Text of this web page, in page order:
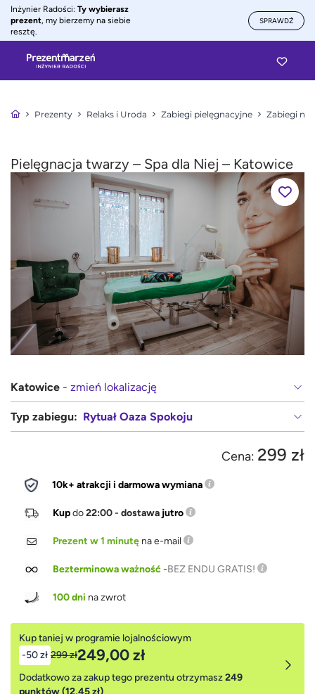
Inżynier Radości: Ty wybierasz
prezent, my bierzemy na siebie
resztę.
SPRAWDŹ
Prezenty Relaks i Uroda Zabiegi pielęgnacyjne Zabiegi na
Pielęgnacja twarzy – Spa dla Niej – Katowice
Katowice - zmień lokalizację
Typ zabiegu: Rytuał Oaza Spokoju
Cena: 299 zł
10k+ atrakcji i darmowa wymiana
Kupdo22:00 - dostawa jutro
Prezent w 1 minutę na e-mail
Bezterminowa ważność-BEZ ENDU GRATIS!
100 dni na zwrot
Kup taniej w programie lojalnościowym
-50 zł 299 zł249,00 zł
Dodatkowo za zakup tego prezentu otrzymasz249